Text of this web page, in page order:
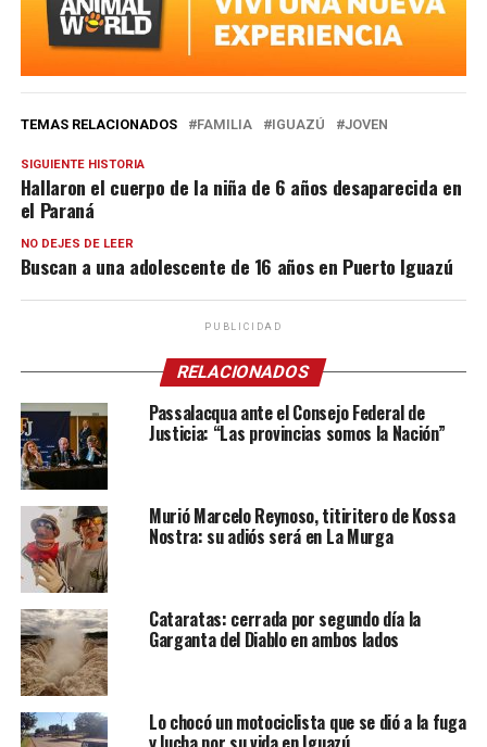
TEMAS RELACIONADOS FAMILIA IGUAZÚ JOVEN
SIGUIENTE HISTORIA
Hallaron el cuerpo de la niña de 6 años desaparecida en
el Paraná
NO DEJES DE LEER
Buscan a una adolescente de 16 años en Puerto Iguazú
PUBLICIDAD
RELACIONADOS
Passalacqua ante el Consejo Federal de
Justicia: “Las provincias somos la Nación”
Murió Marcelo Reynoso, titiritero de Kossa
Nostra: su adiós será en La Murga
Cataratas: cerrada por segundo día la
Garganta del Diablo en ambos lados
Lo chocó un motociclista que se dió a la fuga